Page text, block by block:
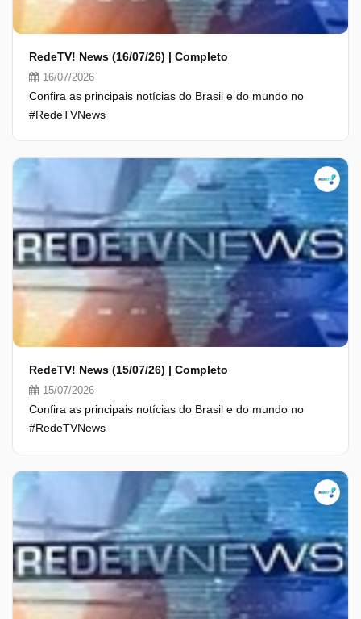
RedeTV! News (16/07/26) | Completo
16/07/2026
Confira as principais notícias do Brasil e do mundo no
#RedeTVNews
RedeTV! News (15/07/26) | Completo
15/07/2026
Confira as principais notícias do Brasil e do mundo no
#RedeTVNews